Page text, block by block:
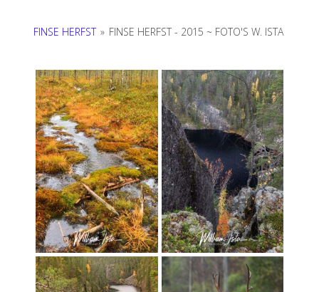
FINSE HERFST » FINSE HERFST - 2015 ~ FOTO'S W. ISTA